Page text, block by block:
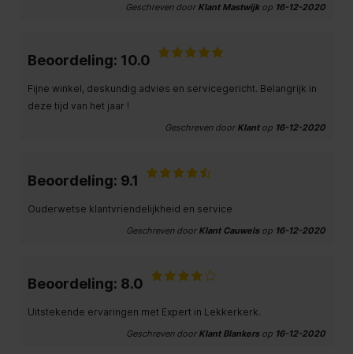
Geschreven door Klant Mastwijkop 16-12-2020
Beoordeling: 10.0
Fijne winkel, deskundig advies en servicegericht. Belangrijk in
deze tijd van het jaar !
Geschreven door Klantop 16-12-2020
Beoordeling: 9.1
Ouderwetse klantvriendelijkheid en service
Geschreven door Klant Cauwelsop 16-12-2020
Beoordeling: 8.0
Uitstekende ervaringen met Expert in Lekkerkerk.
Geschreven door Klant Blankersop 16-12-2020